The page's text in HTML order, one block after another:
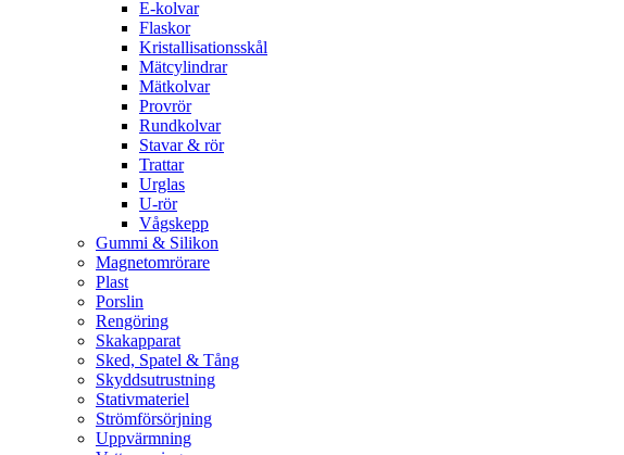
E-kolvar
Flaskor
Kristallisationsskål
Mätcylindrar
Mätkolvar
Provrör
Rundkolvar
Stavar & rör
Trattar
Urglas
U-rör
Vågskepp
Gummi & Silikon
Magnetomrörare
Plast
Porslin
Rengöring
Skakapparat
Sked, Spatel & Tång
Skyddsutrustning
Stativmateriel
Strömförsörjning
Uppvärmning